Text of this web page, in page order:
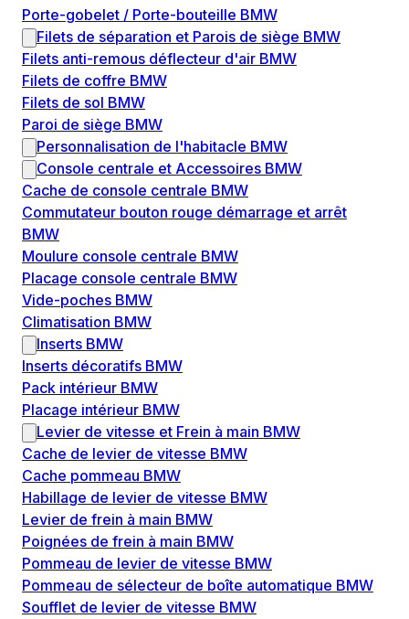
Porte-gobelet / Porte-bouteille BMW
Filets de séparation et Parois de siège BMW
Filets anti-remous déflecteur d'air BMW
Filets de coffre BMW
Filets de sol BMW
Paroi de siège BMW
Personnalisation de l'habitacle BMW
Console centrale et Accessoires BMW
Cache de console centrale BMW
Commutateur bouton rouge démarrage et arrêt
BMW
Moulure console centrale BMW
Placage console centrale BMW
Vide-poches BMW
Climatisation BMW
Inserts BMW
Inserts décoratifs BMW
Pack intérieur BMW
Placage intérieur BMW
Levier de vitesse et Frein à main BMW
Cache de levier de vitesse BMW
Cache pommeau BMW
Habillage de levier de vitesse BMW
Levier de frein à main BMW
Poignées de frein à main BMW
Pommeau de levier de vitesse BMW
Pommeau de sélecteur de boîte automatique BMW
Soufflet de levier de vitesse BMW